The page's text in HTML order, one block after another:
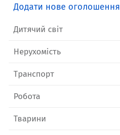
Додати нове оголошення
Дитячий світ
Нерухомість
Транспорт
Робота
Тварини